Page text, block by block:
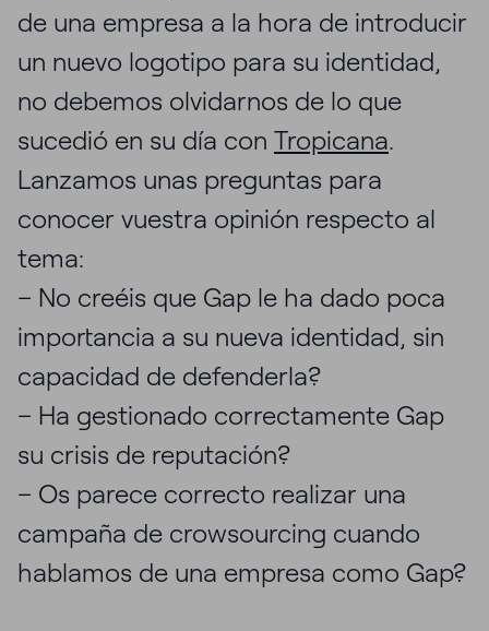
de una empresa a la hora de introducir
un nuevo logotipo para su identidad,
no debemos olvidarnos de lo que
sucedió en su día con Tropicana.
Lanzamos unas preguntas para
conocer vuestra opinión respecto al
tema:
– No creéis que Gap le ha dado poca
importancia a su nueva identidad, sin
capacidad de defenderla?
– Ha gestionado correctamente Gap
su crisis de reputación?
– Os parece correcto realizar una
campaña de crowsourcing cuando
hablamos de una empresa como Gap?